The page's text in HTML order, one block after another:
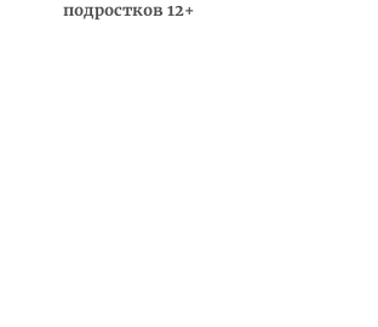
подростков 12+